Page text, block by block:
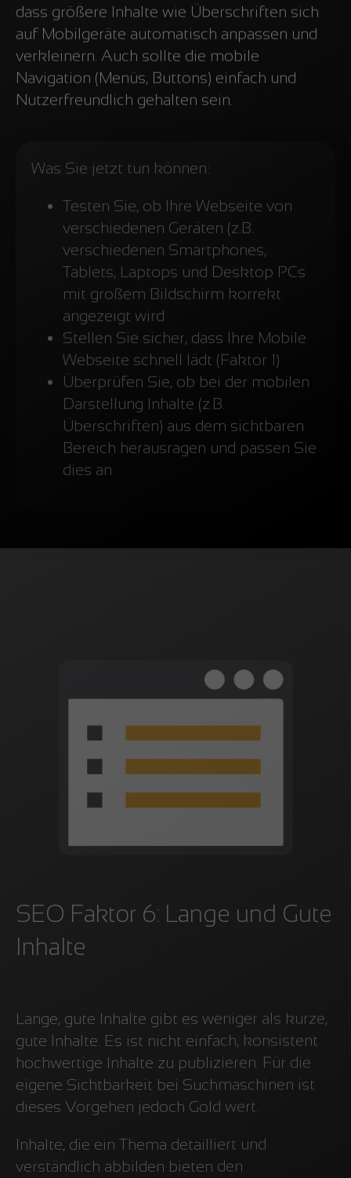
dass größere Inhalte wie Überschriften sich
auf Mobilgeräte automatisch anpassen und
verkleinern. Auch sollte die mobile
Navigation (Menüs, Buttons) einfach und
Nutzerfreundlich gehalten sein.
Was Sie jetzt tun können:
Testen Sie, ob Ihre Webseite von
verschiedenen Geräten (z.B.
verschiedenen Smartphones,
Tablets, Laptops und Desktop PCs
mit großem Bildschirm korrekt
angezeigt wird
Stellen Sie sicher, dass Ihre Mobile
Webseite schnell lädt (Faktor 1)
Überprüfen Sie, ob bei der mobilen
Darstellung Inhalte (z.B.
Überschriften) aus dem sichtbaren
Bereich herausragen und passen Sie
dies an
SEO Faktor 6: Lange und Gute
Inhalte
Lange, gute Inhalte gibt es weniger als kurze,
gute Inhalte. Es ist nicht einfach, konsistent
hochwertige Inhalte zu publizieren. Für die
eigene Sichtbarkeit bei Suchmaschinen ist
dieses Vorgehen jedoch Gold wert.
Inhalte, die ein Thema detailliert und
verständlich abbilden bieten den